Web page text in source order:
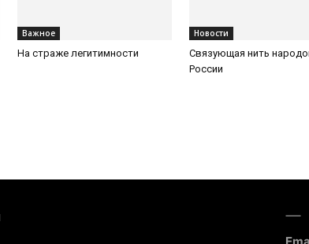
Важное
На страже легитимности
Новости
Связующая нить
России